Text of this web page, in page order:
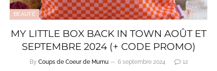
BEAUTÉ
MY LITTLE BOX BACK IN TOWN AOÛT ET
SEPTEMBRE 2024 (+ CODE PROMO)
By Coups de Coeur de Mumu 6 septembre 2024 12